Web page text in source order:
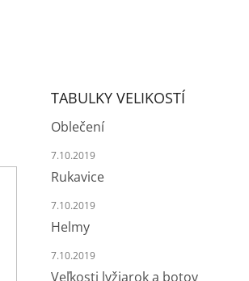
TABULKY VELIKOSTÍ
Oblečení
7.10.2019
Rukavice
7.10.2019
Helmy
7.10.2019
Veľkosti lyžiarok a botov